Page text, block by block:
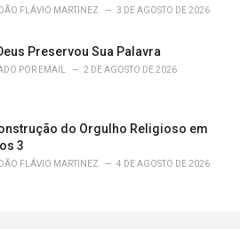
FLÁVIO MARTINEZ 3 DE AGOSTO DE 2026
Preservou Sua Palavra
POR EMAIL 2 DE AGOSTO DE 2026
do Orgulho Religioso em
3
FLÁVIO MARTINEZ 4 DE AGOSTO DE 2026